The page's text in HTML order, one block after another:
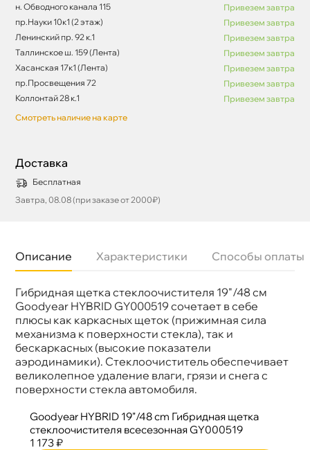
н. Обводного канала 115
Привезем завтра
пр.Науки 10к1 (2 этаж)
Привезем завтра
Ленинский пр. 92 к.1
Привезем завтра
Таллинское ш. 159 (Лента)
Привезем завтра
Хасанская 17к1 (Лента)
Привезем завтра
пр.Просвещения 72
Привезем завтра
Коллонтай 28 к.1
Привезем завтра
Смотреть наличие на карте
Доставка
Бесплатная
Завтра, 08.08 (при заказе от 2000₽)
Описание Характеристики Способы оплаты
Гибридная щетка стеклоочистителя 19"/48 см
Goodyear HYBRID GY000519 сочетает в себе
плюсы как каркасных щеток (прижимная сила
механизма к поверхности стекла), так и
ескаркасных (высокие показатели
аэродинамики). Стеклоочиститель обеспечивает
еликолепное удаление влаги, грязи и снега с
поверхности стекла автомобиля.
Бренд
GOODYEAR
Артикул
GY000519
Goodyear HYBRID 19"/48 cm Гибридная щетка
стеклоочистителя всесезонная GY000519
1 173 ₽